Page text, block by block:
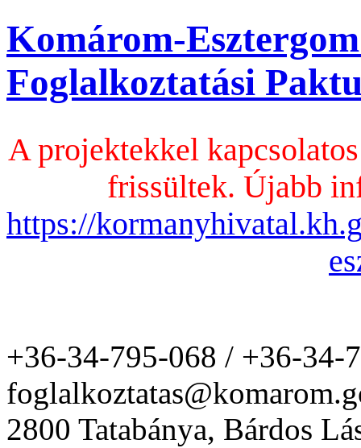
Komárom-
Foglalkoztatási
A projektekkel
frissültek. Újabb
https://
+36-34-795-068 / +36-34-
2800 Tatabánya, Bárdos